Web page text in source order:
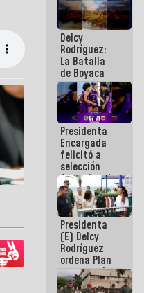
Delcy
Rodríguez:
La Batalla
de Boyaca
representa
un capítulo
decisivo en
la gesta
emancipadora
de nuestra
América
Presidenta
Encargada
felicitó a
selección
femenina de
baloncesto
por su
clasificación
a la
AmeriCup
2027
Presidenta
(E) Delcy
Rodríguez
ordena Plan
maestro de
desarrollo